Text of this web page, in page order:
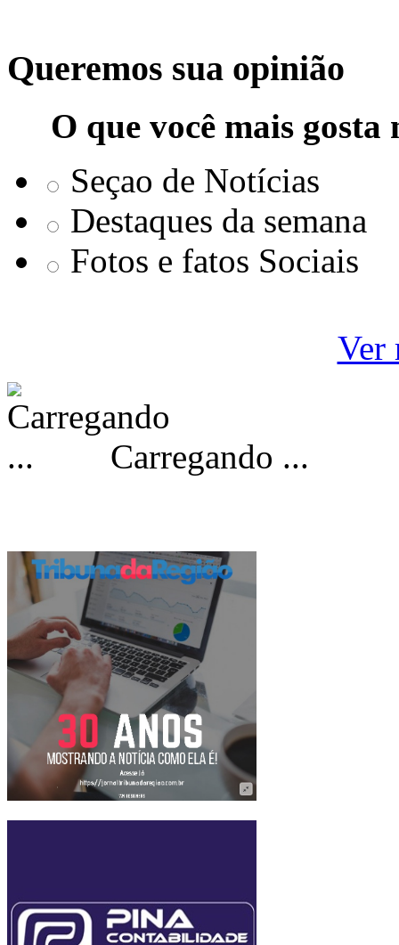
Queremos sua opinião
O que você mais
Seçao de Notícias
Destaques da semana
Fotos e fatos Sociais
Ver
Carregando ...